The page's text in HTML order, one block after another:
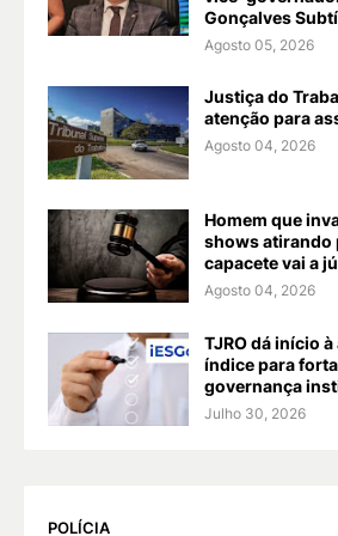
Gonçalves
Agosto 05, 2026
Justiça do
atenção para
Agosto 04, 2026
Homem que
shows atirando
capacete vai a
Agosto 04, 2026
TJRO dá início
índice para
governança
Julho 30, 2026
POLÍCIA